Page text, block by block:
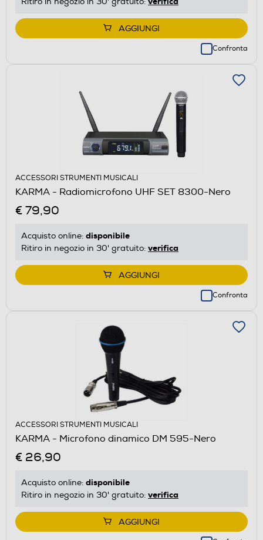
AGGIUNGI
Confronta
ACCESSORI STRUMENTI MUSICALI
KARMA - Radiomicrofono UHF SET 8300-Nero
€ 79,90
Acquisto online: disponibile
Ritiro in negozio in 30' gratuito: verifica
AGGIUNGI
Confronta
ACCESSORI STRUMENTI MUSICALI
KARMA - Microfono dinamico DM 595-Nero
€ 26,90
Acquisto online: disponibile
Ritiro in negozio in 30' gratuito: verifica
AGGIUNGI